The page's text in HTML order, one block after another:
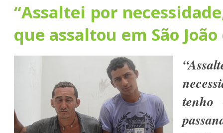
“Assaltei por
que assaltou em São